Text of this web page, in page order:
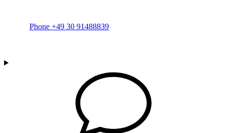
Phone +49 30 91488839